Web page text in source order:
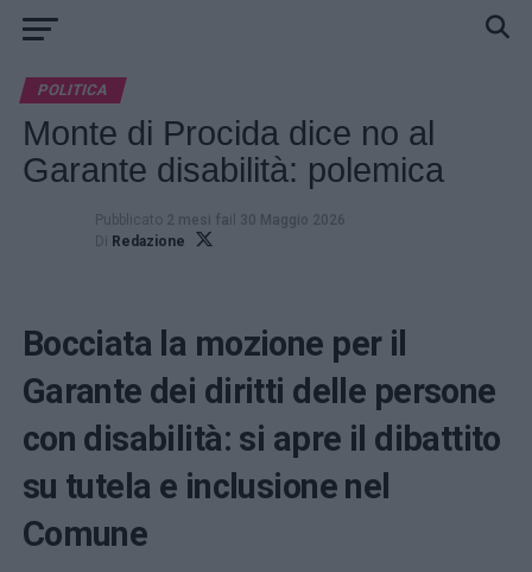
POLITICA
Monte di Procida dice no al
Garante disabilità: polemica
Pubblicato 2 mesi fail 30 Maggio 2026
Di Redazione
Bocciata la mozione per il
Garante dei diritti delle persone
con disabilità: si apre il dibattito
su tutela e inclusione nel
Comune